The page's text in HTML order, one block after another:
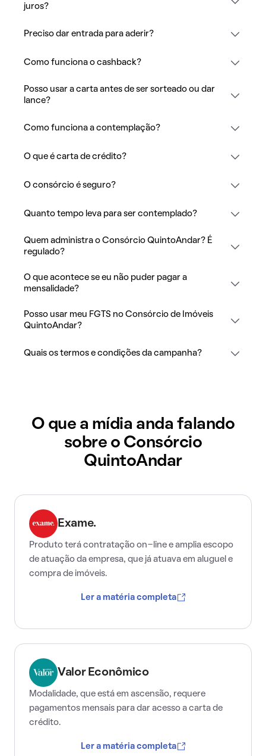
juros?
Preciso dar entrada para aderir?
Como funciona o cashback?
Posso usar a carta antes de ser sorteado ou dar
lance?
Como funciona a contemplação?
O que é carta de crédito?
O consórcio é seguro?
Quanto tempo leva para ser contemplado?
Quem administra o Consórcio QuintoAndar? É
regulado?
O que acontece se eu não puder pagar a
mensalidade?
Posso usar meu FGTS no Consórcio de Imóveis
QuintoAndar?
Quais os termos e condições da campanha?
O que a mídia anda falando
sobre o Consórcio
QuintoAndar
Exame.
Produto terá contratação on-line e amplia escopo
de atuação da empresa, que já atuava em aluguel e
compra de imóveis.
Ler a matéria completa
Valor Econômico
Modalidade, que está em ascensão, requere
pagamentos mensais para dar acesso a carta de
crédito.
Ler a matéria completa